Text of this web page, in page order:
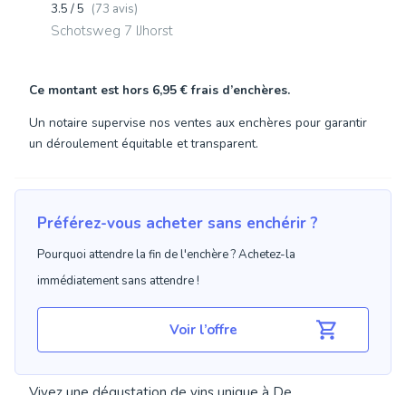
3.5 / 5 (73 avis)
Schotsweg 7 IJhorst
Ce montant est hors 6,95 €frais d’enchères.
Un notaire supervise nos ventes aux enchères pour garantir
un déroulement équitable et transparent.
Préférez-vous acheter sans enchérir ?
Pourquoi attendre la fin de l'enchère ? Achetez-la
immédiatement sans attendre !
Voir l’offre